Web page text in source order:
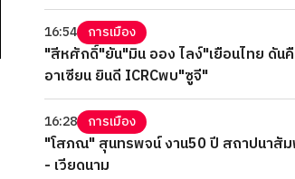
16:54 การเมือง
"สีหศักดิ์"ยัน"มิน ออง ไลง์"เยือนไทย ดัน
อาเซียน ยินดี ICRCพบ"ซูจี"
16:28 การเมือง
"โสภณ" สุนทรพจน์ งาน50 ปี สถาปนาสั
- เวียดนาม